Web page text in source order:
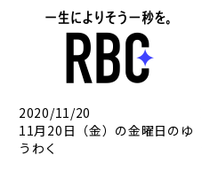
2020/11/20
11月20日（金）の金曜日のゆ
うわく